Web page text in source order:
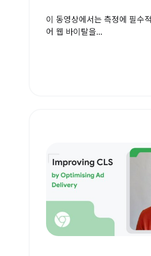
이 동영상에서는 측정에 필수
어 웹 바이탈을...